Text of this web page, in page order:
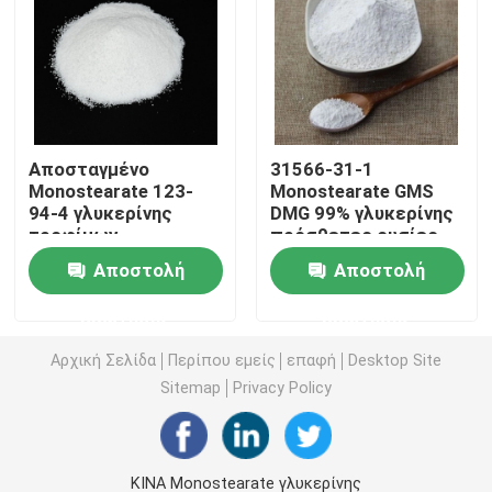
E471 γαλακτωματοποιητής τροφίμων
Γαλακτωματοποιητής ποιότητας τροφίμων
Φυσικοί γαλακτωματοποιητές τροφίμων
Αποσταγμένο Monoglyceride
Γαλακτωματοποιητής βελτιωτών κέικ
Αποσταγμένο
Monostearate 123-
94-4 γλυκερίνης
τροφίμων
φοινικέλαιου
συστατικόΑποστολή
31566-31-1
Monostearate GMS
DMG 99% γλυκερίνης
πρόσθετες ουσίες
τροφίμων αγνότητας
Αποστολή
Αρχική Σελίδα Περίπου εμείς επαφή
Desktop Site
Sitemap
Privacy Policy
ΚΙΝΑ Monostearate γλυκερίνης